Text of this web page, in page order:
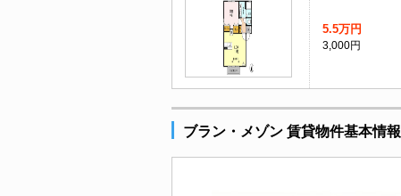
5.5万円
3,000円
ブラン・メゾン 賃貸物件基本情報